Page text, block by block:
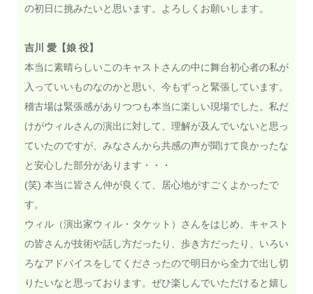
の初日に挑みたいと思います。よろしくお願いします。
吉川 愛【娘 役】
本当に素晴らしいこのキャストさんの中に舞台初心者の私が
入っていいものなのかと思い、今もずっと緊張しています。
稽古場は緊張感がありつつも本当に楽しい現場でした。私だ
けがウィルさんの演出に対して、理解が及んでいないと思っ
ていたのですが、みなさんから共感の声が聞けて良かったな
と安心した部分があります・・・
(笑) 本当に皆さん仲が良くて、居心地がすごくよかったで
す。
ウィル（演出家ウィル・タケット）さんをはじめ、キャスト
の皆さんが技術や話し方だったり、歩き方だったり、いろい
ろなアドバイスをしてくださったので明日から全力で出し切
りたいなと思っております。ぜひ楽しんでいただけると嬉し